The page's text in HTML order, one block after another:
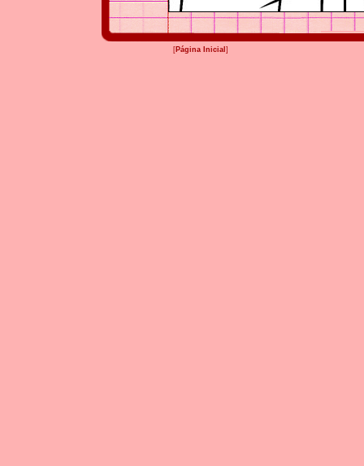
[Página Inicial ]